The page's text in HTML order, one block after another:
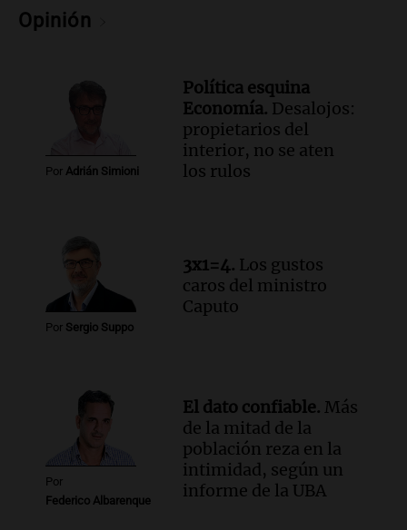
Episodios
fallecimiento de un docente
Panorama Federal
Episodios
Encuentran cuerpo en el Riacho
Santa Fe: se trataría de un hombre
desaparecido mientras practicaba
Episodios
Audio.
Solans Hoteles es patrocinante
porque el concurso “abre un espacio a la
creatividad”
Edición 2026
Episodios
qué dijo la defensa del esposo acusado
Radioinforme 3
Episodios
Opinión
Por Adrián Simioni
Política esquina
Economía. Desalojos:
propietarios del
interior, no se aten
los rulos
Por Sergio Suppo
3x1=4. Los gustos
caros del ministro
Caputo
Por
Federico Albarenque
El dato confiable. Más
de la mitad de la
población reza en la
intimidad, según un
informe de la UBA